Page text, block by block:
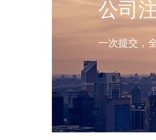
公司
一次提交，